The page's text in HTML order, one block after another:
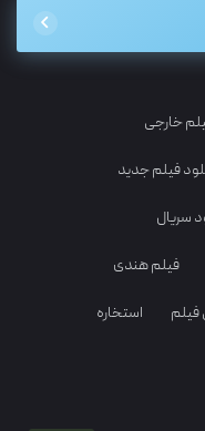
خارجی
فیلم جدید
سریال
فیلم هندی
فیلم استخاره